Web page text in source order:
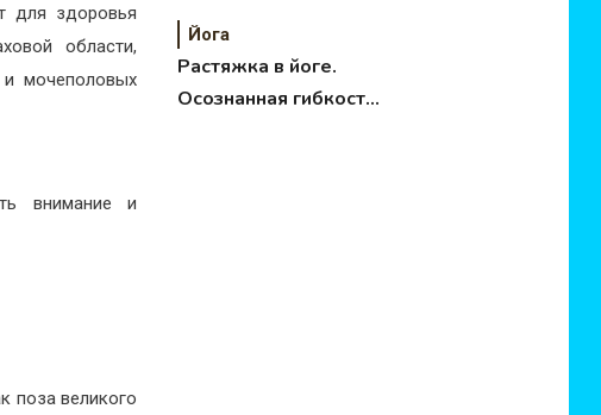
для здоровья
области,
и мочеполовых
внимание и
поза великого
Йога
Растяжка в йоге.
Осознанная гибкость